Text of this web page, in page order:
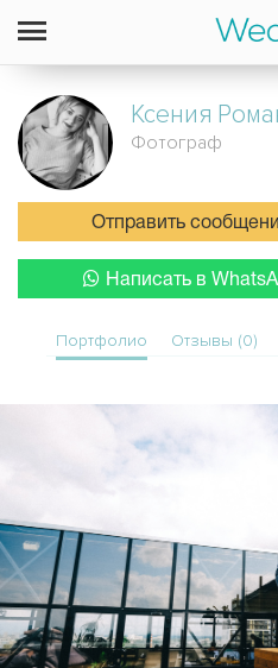
Ксения
Фотограф
Отправить
Написать в
Портфолио Отзывы (0)